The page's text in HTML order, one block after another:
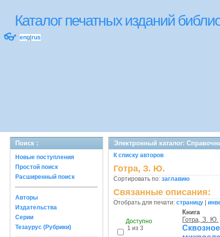
Каталог печатных изданий
👓 eng rus
Поиск :
Новые поступления
Простой поиск
Расширенный поиск
Авторы
Издательства
Серии
Тезаурус (Рубрики)
Электронный каталог:
К списку авторов
Готра, З. Ю.
Сортировать по: заглавию
Связанные описания:
Отобрать для печати: страницу
Доступно
1 из 3
Книга
Готра, З. Ю.